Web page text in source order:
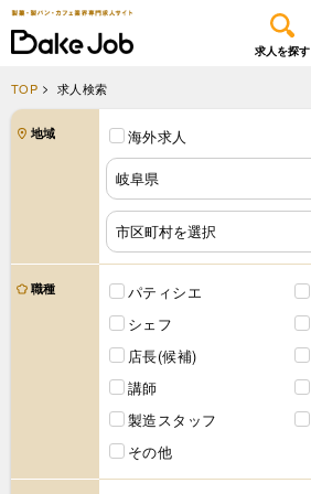
求人を探す
TOP 求人検索
地域 海外求人
職種 パティシエ
シェフ
店長(候補)
講師
製造スタッフ
その他